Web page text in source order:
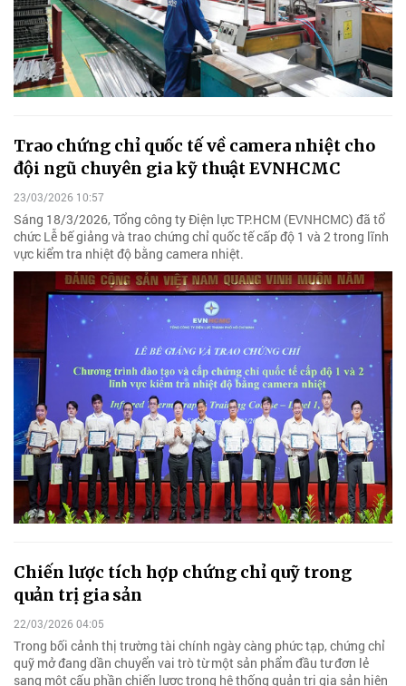
Trao chứng chỉ quốc tế về camera nhiệt cho
đội ngũ chuyên gia kỹ thuật EVNHCMC
23/03/2026 10:57
Sáng 18/3/2026, Tổng công ty Điện lực TP.HCM (EVNHCMC) đã tổ
chức Lễ bế giảng và trao chứng chỉ quốc tế cấp độ 1 và 2 trong lĩnh
vực kiểm tra nhiệt độ bằng camera nhiệt.
Chiến lược tích hợp chứng chỉ quỹ trong
quản trị gia sản
22/03/2026 04:05
Trong bối cảnh thị trường tài chính ngày càng phức tạp, chứng chỉ
quỹ mở đang dần chuyển vai trò từ một sản phẩm đầu tư đơn lẻ
sang một cấu phần chiến lược trong hệ thống quản trị gia sản hiện